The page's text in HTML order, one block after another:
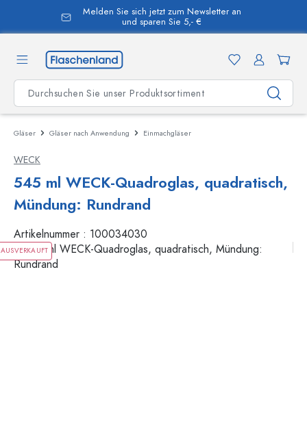
springen
Melden Sie sich jetzt zum Newsletter an
und sparen Sie 5,- €
Gläser Gläser nach Anwendung Einmachgläser
WECK
545 ml WECK-Quadroglas, quadratisch,
Mündung: Rundrand
Artikelnummer : 100034030
AUSVERKAUFT